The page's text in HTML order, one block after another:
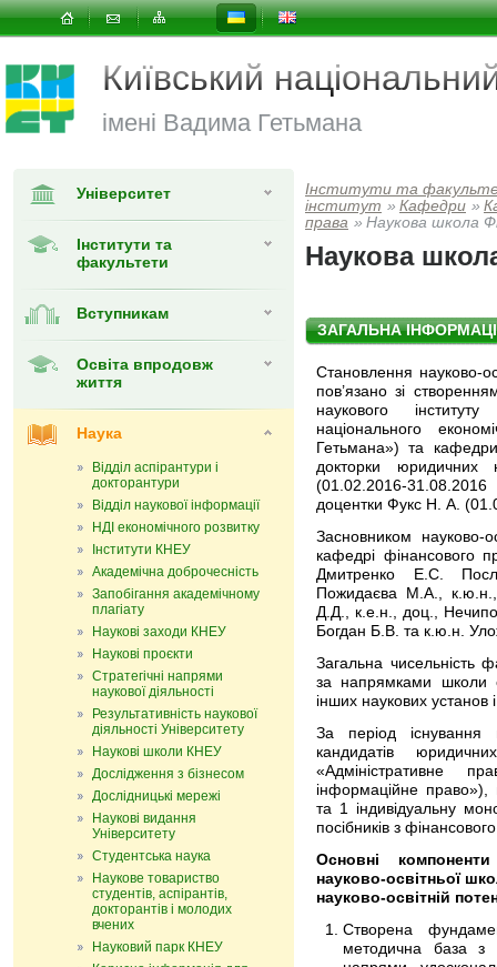
Київський
імені Вадима Гетьмана
Університет
Інститути та
факультети
Вступникам
Освіта впродовж
життя
Наука
Відділ аспірантури і
докторантури
Відділ наукової інформації
НДІ економічного розвитку
Інститути КНЕУ
Академічна доброчесність
Запобігання академічному
плагіату
Наукові заходи КНЕУ
Наукові проєкти
Стратегічні напрями
наукової діяльності
Результативність наукової
діяльності Університету
Наукові школи КНЕУ
Дослідження з бізнесом
Дослідницькі мережі
Наукові видання
Університету
Студентська наука
Наукове товариство
студентів, аспірантів,
докторантів і молодих
вчених
Науковий парк КНЕУ
Інститути та
інститут » Кафедри »
права » Наукова школа
Наукова
ЗАГАЛЬНА
Становлення науково-
пов’язано зі
наукового
національного
Гетьмана») та
докторки
(01.02.2016-
доцентки Фукс Н. А.
Засновником науково-
кафедрі
Дмитренко Е.С.
Пожидаєва М.А.,
Д.Д., к.е.н., доц.,
Богдан Б.В. та к.ю.н.
Загальна чисельність
за напрямками школи
інших наукових установ
За період
кандидатів
«Адміністративне
інформаційне
та 1 індивідуальну
посібників з
Основні
науково-освітньої
науково-освітній
Створена
методична база з